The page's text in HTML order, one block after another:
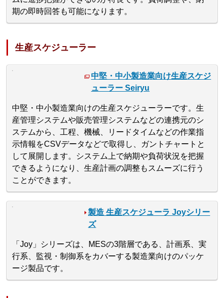
期の即時回答も可能になります。
生産スケジューラー
中堅・中小製造業向け生産スケジ
ューラー Seiryu
中堅・中小製造業向けの生産スケジューラーです。生
産管理システムや販売管理システムなどの連携元のシ
ステムから、工程、機械、リードタイムなどの作業指
示情報をCSVデータなどで取得し、ガントチャートと
して展開します。システム上で納期や負荷状況を把握
できるようになり、生産計画の調整もスムーズに行う
ことができます。
製造 生産スケジューラ Joyシリー
ズ
「Joy」シリーズは、MESの3階層である、計画系、実
行系、監視・制御系をカバーする製造業向けのパッケ
ージ製品です。